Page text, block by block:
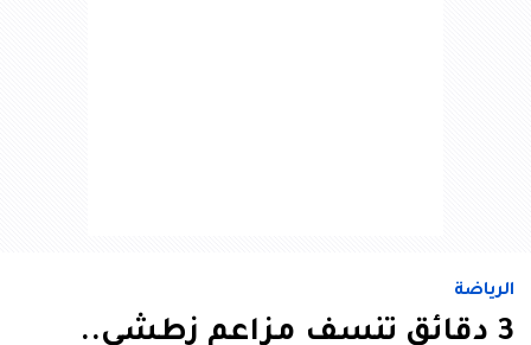
الرياضة
3 دقائق تنسف مزاعم زطشي..